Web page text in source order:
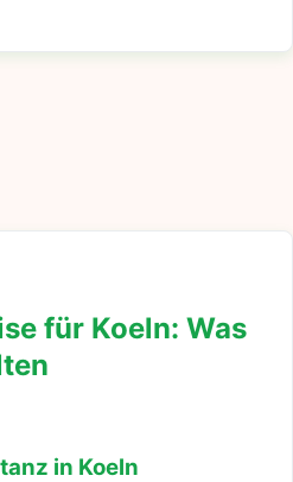
für Koeln: Was
in Koeln